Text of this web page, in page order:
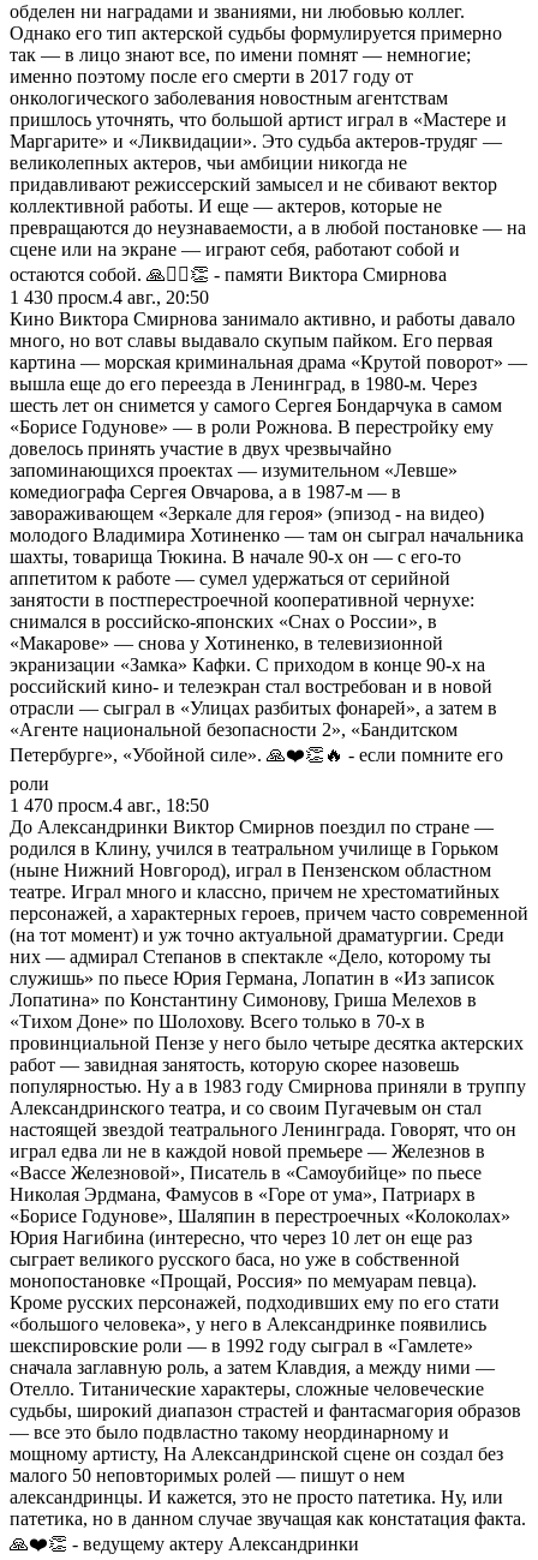
обделен ни наградами и званиями, ни любовью коллег.
Однако его тип актерской судьбы формулируется примерно
так — в лицо знают все, по имени помнят — немногие;
именно поэтому после его смерти в 2017 году от
онкологического заболевания новостным агентствам
пришлось уточнять, что большой артист играл в «Мастере и
Маргарите» и «Ликвидации». Это судьба актеров-трудяг —
великолепных актеров, чьи амбиции никогда не
придавливают режиссерский замысел и не сбивают вектор
коллективной работы. И еще — актеров, которые не
превращаются до неузнаваемости, а в любой постановке — на
сцене или на экране — играют себя, работают собой и
остаются собой. 🙏❤️‍🔥👏 - памяти Виктора Смирнова
1 430 просм.4 авг., 20:50
Кино Виктора Смирнова занимало активно, и работы давало
много, но вот славы выдавало скупым пайком. Его первая
картина — морская криминальная драма «Крутой поворот» —
вышла еще до его переезда в Ленинград, в 1980-м. Через
шесть лет он снимется у самого Сергея Бондарчука в самом
«Борисе Годунове» — в роли Рожнова. В перестройку ему
довелось принять участие в двух чрезвычайно
запоминающихся проектах — изумительном «Левше»
комедиографа Сергея Овчарова, а в 1987-м — в
завораживающем «Зеркале для героя» (эпизод - на видео)
молодого Владимира Хотиненко — там он сыграл начальника
шахты, товарища Тюкина. В начале 90-х он — с его-то
аппетитом к работе — сумел удержаться от серийной
занятости в постперестроечной кооперативной чернухе:
снимался в российско-японских «Снах о России», в
«Макарове» — снова у Хотиненко, в телевизионной
экранизации «Замка» Кафки. С приходом в конце 90-х на
российский кино- и телеэкран стал востребован и в новой
отрасли — сыграл в «Улицах разбитых фонарей», а затем в
«Агенте национальной безопасности 2», «Бандитском
Петербурге», «Убойной силе». 🙏❤️👏🔥 - если помните его
роли
1 470 просм.4 авг., 18:50
До Александринки Виктор Смирнов поездил по стране —
родился в Клину, учился в театральном училище в Горьком
(ныне Нижний Новгород), играл в Пензенском областном
театре. Играл много и классно, причем не хрестоматийных
персонажей, а характерных героев, причем часто современной
(на тот момент) и уж точно актуальной драматургии. Среди
них — адмирал Степанов в спектакле «Дело, которому ты
служишь» по пьесе Юрия Германа, Лопатин в «Из записок
Лопатина» по Константину Симонову, Гриша Мелехов в
«Тихом Доне» по Шолохову. Всего только в 70-х в
провинциальной Пензе у него было четыре десятка актерских
работ — завидная занятость, которую скорее назовешь
популярностью. Ну а в 1983 году Смирнова приняли в труппу
Александринского театра, и со своим Пугачевым он стал
настоящей звездой театрального Ленинграда. Говорят, что он
играл едва ли не в каждой новой премьере — Железнов в
«Вассе Железновой», Писатель в «Самоубийце» по пьесе
Николая Эрдмана, Фамусов в «Горе от ума», Патриарх в
«Борисе Годунове», Шаляпин в перестроечных «Колоколах»
Юрия Нагибина (интересно, что через 10 лет он еще раз
сыграет великого русского баса, но уже в собственной
монопостановке «Прощай, Россия» по мемуарам певца).
Кроме русских персонажей, подходивших ему по его стати
«большого человека», у него в Александринке появились
шекспировские роли — в 1992 году сыграл в «Гамлете»
сначала заглавную роль, а затем Клавдия, а между ними —
Отелло. Титанические характеры, сложные человеческие
судьбы, широкий диапазон страстей и фантасмагория образов
— все это было подвластно такому неординарному и
мощному артисту, На Александринской сцене он создал без
малого 50 неповторимых ролей — пишут о нем
александринцы. И кажется, это не просто патетика. Ну, или
патетика, но в данном случае звучащая как констатация факта.
🙏❤️👏 - ведущему актеру Александринки